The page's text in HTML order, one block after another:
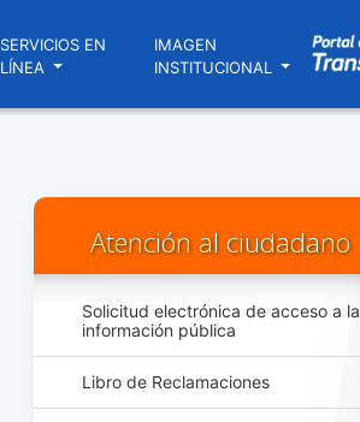
SERVICIOS EN
LÍNEA
IMAGEN
INSTITUCIONAL
Atención al ciudadano
Solicitud electrónica de acceso a la
información pública
Libro de Reclamaciones